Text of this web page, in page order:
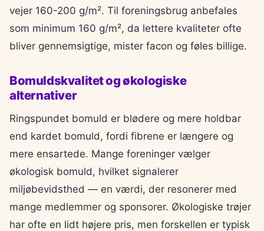
vejer 160-200 g/m². Til foreningsbrug anbefales
som minimum 160 g/m², da lettere kvaliteter ofte
bliver gennemsigtige, mister facon og føles billige.
Bomuldskvalitet og økologiske
alternativer
Ringspundet bomuld er blødere og mere holdbar
end kardet bomuld, fordi fibrene er længere og
mere ensartede. Mange foreninger vælger
økologisk bomuld, hvilket signalerer
miljøbevidsthed — en værdi, der resonerer med
mange medlemmer og sponsorer. Økologiske trøjer
har ofte en lidt højere pris, men forskellen er typisk